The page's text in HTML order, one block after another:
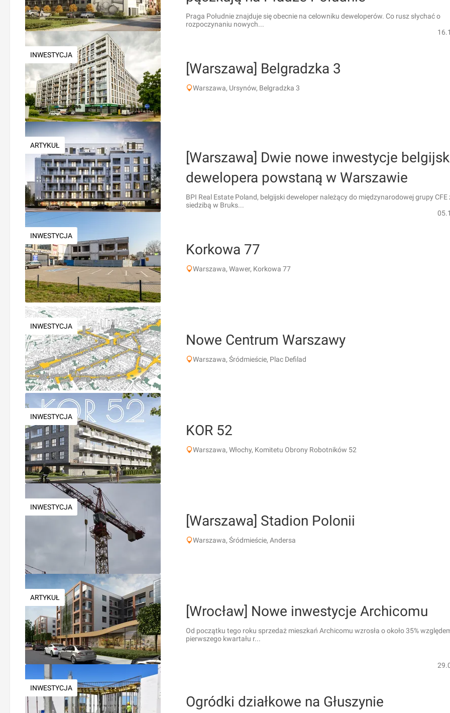
Praga Południe znajduje się obecnie na celowniku deweloperów. Co rusz słychać o
rozpoczynaniu nowych...
INWESTYCJA
[Warszawa] Belgradzka 3
Warszawa, Ursynów, Belgradzka 3
ARTYKUŁ
[Warszawa] Dwie nowe inwestycje
dewelopera powstaną w Warszawie
BPI Real Estate Poland, belgijski deweloper należący do międzynarodowej grupy CFE
siedzibą w Bruks...
INWESTYCJA
Korkowa 77
Warszawa, Wawer, Korkowa 77
INWESTYCJA
Nowe Centrum Warszawy
Warszawa, Śródmieście, Plac Defilad
INWESTYCJA
KOR 52
Warszawa, Włochy, Komitetu Obrony Robotników 52
INWESTYCJA
[Warszawa] Stadion Polonii
Warszawa, Śródmieście, Andersa
ARTYKUŁ
[Wrocław] Nowe inwestycje Archicomu
Od początku tego roku sprzedaż mieszkań Archicomu wzrosła o około 35%
pierwszego kwartału r...
INWESTYCJA
Ogródki działkowe na Głuszynie